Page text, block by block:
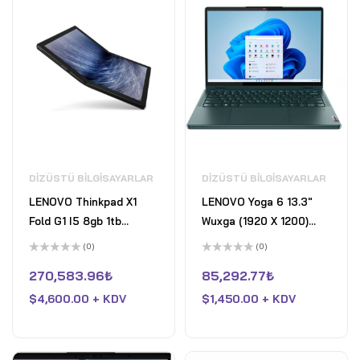
DIZÜSTÜ BILGISAYARLAR
LENOVO Thinkpad X1
Fold G1 I5 8gb 1tb
Katlanan Ekranlı Hem
10 Pro 20RK000LUS
üzerinden
0
aldı
(0)
270,583.96₺
$4,600.00 + KDV
DIZÜSTÜ BILGISAYARLAR
LENOVO Yoga 6 13.3"
Wuxga (1920 X 1200)
Dokunmatik 2-si-1 Arada
Ram - 512gb Pcıe Ssd
82UD0002US-13ALC7
üzerinden
0
aldı
(0)
85,292.77₺
$1,450.00 + KDV